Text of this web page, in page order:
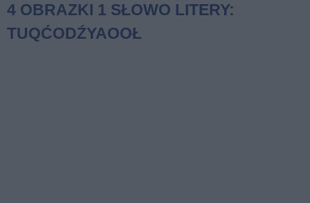
4 OBRAZKI 1 SŁOWO LITERY:
TUQĆODŹYAOOŁ